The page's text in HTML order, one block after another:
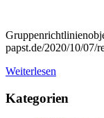
papst.de/2020/10/07/
Weiterlesen
Kategorien